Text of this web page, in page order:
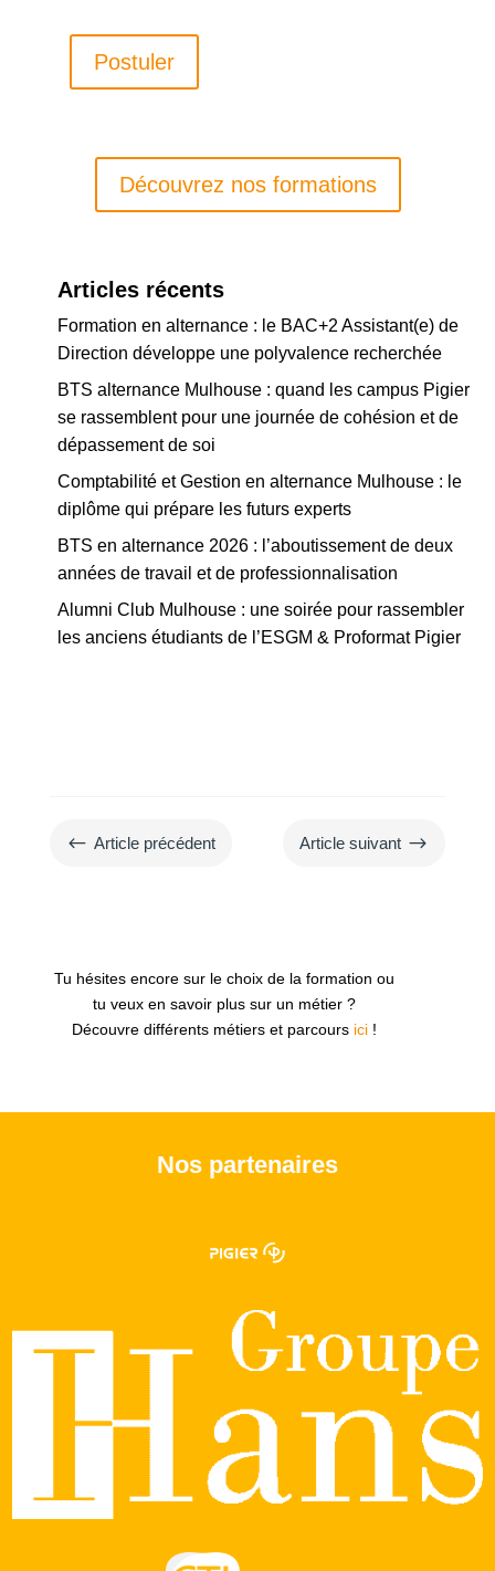
Postuler
Découvrez nos formations
Articles récents
Formation en alternance : le BAC+2 Assistant(e) de
Direction développe une polyvalence recherchée
BTS alternance Mulhouse : quand les campus Pigier
se rassemblent pour une journée de cohésion et de
dépassement de soi
Comptabilité et Gestion en alternance Mulhouse : le
diplôme qui prépare les futurs experts
BTS en alternance 2026 : l’aboutissement de deux
années de travail et de professionnalisation
Alumni Club Mulhouse : une soirée pour rassembler
les anciens étudiants de l’ESGM & Proformat Pigier
# Article précédent Article suivant $
Tu hésites encore sur le choix de la formation ou
tu veux en savoir plus sur un métier ?
Découvre différents métiers et parcours ici!
Nos partenaires